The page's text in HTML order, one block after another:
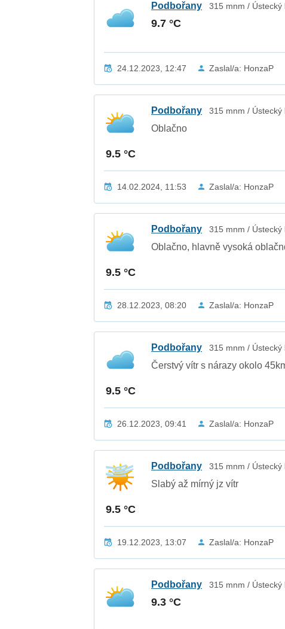
Podbořany 315 mnm / Ústecký
9.7 °C
24.12.2023, 12:47 Zaslal/a: HonzaP
9.5 °C
Podbořany 315 mnm / Ústecký
Oblačno
14.02.2024, 11:53 Zaslal/a: HonzaP
9.5 °C
Podbořany 315 mnm / Ústecký
Oblačno, hlavně vysoká
28.12.2023, 08:20 Zaslal/a: HonzaP
9.5 °C
Podbořany 315 mnm / Ústecký
Čerstvý vítr s nárazy okolo
26.12.2023, 09:41 Zaslal/a: HonzaP
9.5 °C
Podbořany 315 mnm / Ústecký
Slabý až mírný jz vítr
19.12.2023, 13:07 Zaslal/a: HonzaP
Podbořany 315 mnm / Ústecký
9.3 °C